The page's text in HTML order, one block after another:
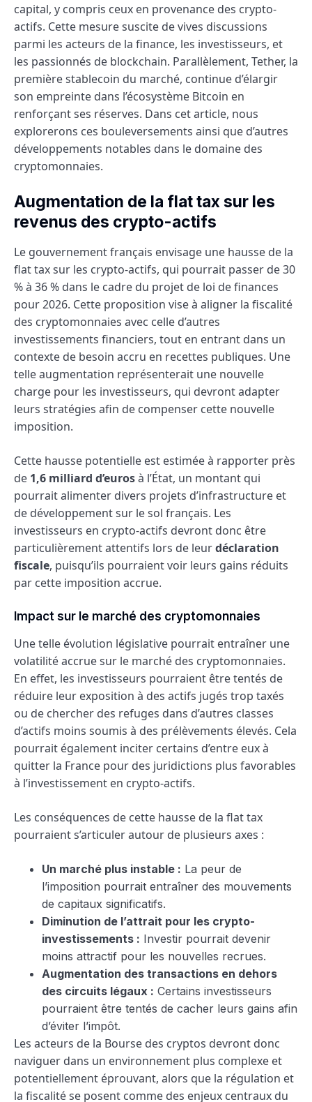
capital, y compris ceux en provenance des crypto-
actifs. Cette mesure suscite de vives discussions
parmi les acteurs de la finance, les investisseurs, et
les passionnés de blockchain. Parallèlement, Tether, la
première stablecoin du marché, continue d’élargir
son empreinte dans l’écosystème Bitcoin en
renforçant ses réserves. Dans cet article, nous
explorerons ces bouleversements ainsi que d’autres
développements notables dans le domaine des
cryptomonnaies.
Augmentation de la flat tax sur les
revenus des crypto-actifs
Le gouvernement français envisage une hausse de la
flat tax sur les crypto-actifs, qui pourrait passer de 30
% à 36 % dans le cadre du projet de loi de finances
pour 2026. Cette proposition vise à aligner la fiscalité
des cryptomonnaies avec celle d’autres
investissements financiers, tout en entrant dans un
contexte de besoin accru en recettes publiques. Une
telle augmentation représenterait une nouvelle
charge pour les investisseurs, qui devront adapter
leurs stratégies afin de compenser cette nouvelle
imposition.
Cette hausse potentielle est estimée à rapporter près
de 1,6 milliard d’eurosà l’État, un montant qui
pourrait alimenter divers projets d’infrastructure et
de développement sur le sol français. Les
investisseurs en crypto-actifs devront donc être
particulièrement attentifs lors de leurdéclaration
fiscale, puisqu’ils pourraient voir leurs gains réduits
par cette imposition accrue.
Impact sur le marché des cryptomonnaies
Une telle évolution législative pourrait entraîner une
volatilité accrue sur le marché des cryptomonnaies.
En effet, les investisseurs pourraient être tentés de
réduire leur exposition à des actifs jugés trop taxés
ou de chercher des refuges dans d’autres classes
d’actifs moins soumis à des prélèvements élevés. Cela
pourrait également inciter certains d’entre eux à
quitter la France pour des juridictions plus favorables
à l’investissement en crypto-actifs.
Les conséquences de cette hausse de la flat tax
pourraient s’articuler autour de plusieurs axes :
Un marché plus instable : La peur de
l’imposition pourrait entraîner des mouvements
de capitaux significatifs.
Diminution de l’attrait pour les crypto-
investissements : Investir pourrait devenir
moins attractif pour les nouvelles recrues.
Augmentation des transactions en dehors
des circuits légaux : Certains investisseurs
pourraient être tentés de cacher leurs gains afin
d’éviter l’impôt.
Les acteurs de la Bourse des cryptos devront donc
naviguer dans un environnement plus complexe et
potentiellement éprouvant, alors que la régulation et
la fiscalité se posent comme des enjeux centraux du